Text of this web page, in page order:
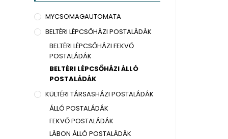
MYCSOMAGAUTOMATA
BELTÉRI LÉPCSŐHÁZI POSTALÁDÁK
BELTÉRI LÉPCSŐHÁZI FEKVŐ
POSTALÁDÁK
BELTÉRI LÉPCSŐHÁZI ÁLLÓ
POSTALÁDÁK
KÜLTÉRI TÁRSASHÁZI POSTALÁDÁK
ÁLLÓ POSTALÁDÁK
FEKVŐ POSTALÁDÁK
LÁBON ÁLLÓ POSTALÁDÁK